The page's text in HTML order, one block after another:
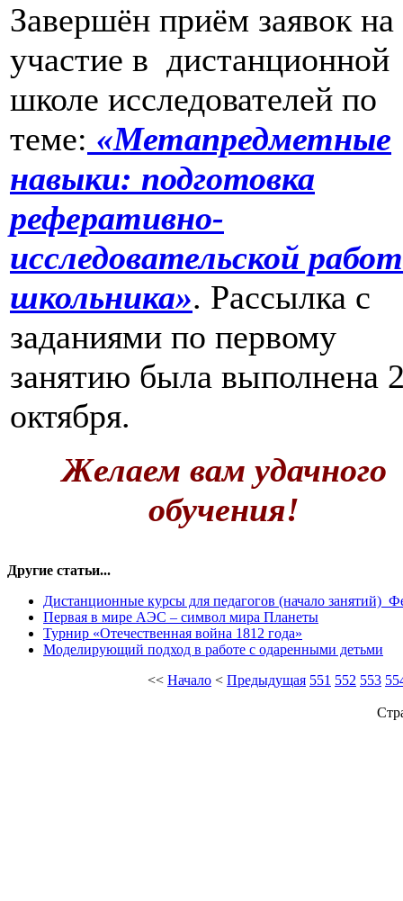
Завершён приём заявок на
участие в дистанционной
школе исследователей по
теме: «Метапредметные
навыки: подготовка
реферативно-
исследовательской
школьника». Рассылка с
заданиями по первому
занятию была выполнена
октября.
Желаем вам удачного
обучения!
Другие статьи...
Дистанционные курсы для педагогов (начало
Первая в мире АЭС – символ мира Планеты
Турнир «Отечественная война 1812 года»
Моделирующий подход в работе с одаренными детьми
<< Начало < Предыдущая 551 552 553